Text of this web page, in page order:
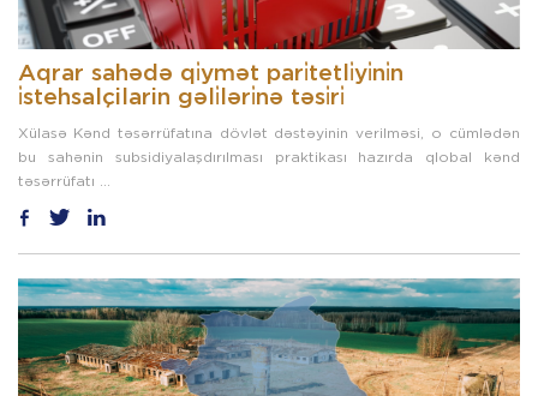
Aqrar sahədə qi̇ymət pari̇tetli̇yi̇ni̇n
i̇stehsalçilarin gəli̇ləri̇nə təsi̇ri̇
Xülasə Kənd təsərrüfatına dövlət dəstəyinin verilməsi, o cümlədən
bu sahənin subsidiyalaşdırılması praktikası hazırda qlobal kənd
təsərrüfatı ...